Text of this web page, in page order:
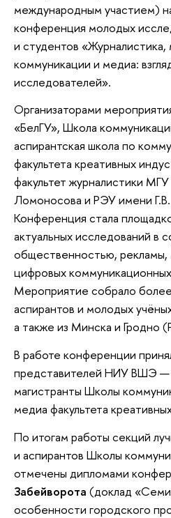
международным участием)
конференция молодых
и студентов
коммуникации и медиа:
исследователей».
Организаторами
«БелГУ», Школа
аспирантская школа по
факультета креативных
факультет журналистики
Ломоносова и РЭУ имени
Конференция стала
актуальных исследований в
общественностью, рекламы,
цифровых
Мероприятие собрало
аспирантов и молодых
а также из Минска и Гродно
В работе конференции
представителей НИУ ВШЭ —
магистранты Школы
медиа факультета
По итогам работы секций
и аспирантов Школы
отмечены дипломами
Забейворота (доклад
особенности городского